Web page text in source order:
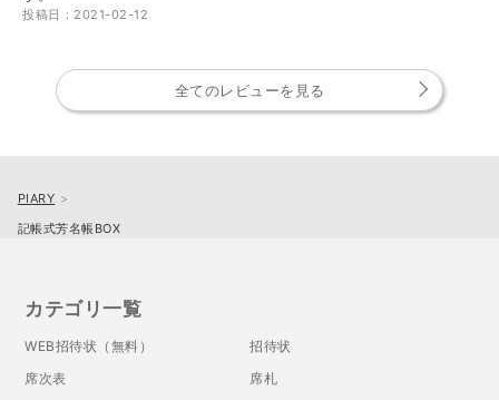
投稿日：2021-02-12
全てのレビューを見る
PIARY
記帳式芳名帳BOX
カテゴリ一覧
WEB招待状（無料）
招待状
席次表
席札